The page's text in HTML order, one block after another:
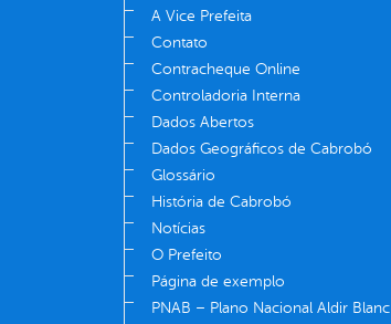
A Vice Prefeita
Contato
Contracheque Online
Controladoria Interna
Dados Abertos
Dados Geográficos de Cabrobó
Glossário
História de Cabrobó
Notícias
O Prefeito
Página de exemplo
PNAB – Plano Nacional Aldir Blanc